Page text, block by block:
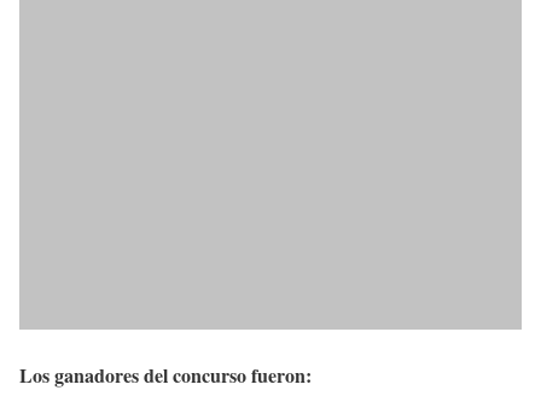
Los ganadores del concurso fueron: